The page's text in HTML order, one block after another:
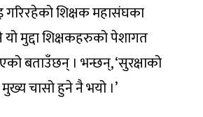
शिक्षक महासंघका
मुद्दा शिक्षकहरुको पेशागत
बताउँछन् । भन्छन्, ‘सुरक्षाको
चासो हुने नै भयो ।’